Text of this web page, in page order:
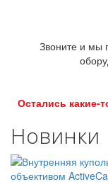
Звоните и мы
Остались какие-
Новинки